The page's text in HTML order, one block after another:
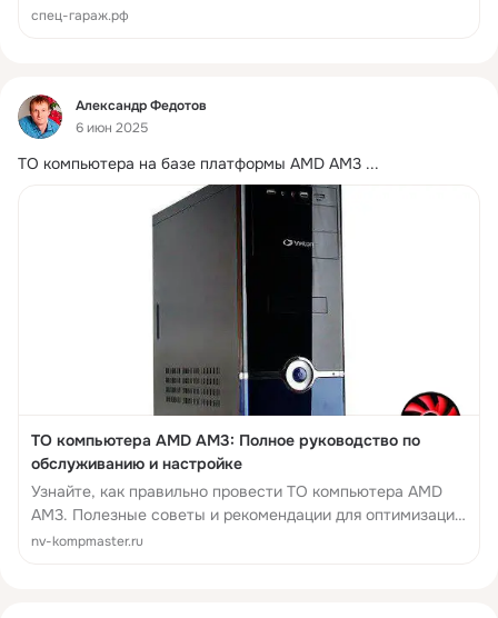
Предотвратите серьезные поломки и обеспечьте
спец-гараж.рф
Фид
Александр Федотов
6 июн 2025
ТО компьютера на базе платформы AMD AM3 ...
ТО компьютера AMD AM3: Полное руководство по
обслуживанию и настройке
Узнайте, как правильно провести ТО компьютера AMD
AM3. Полезные советы и рекомендации для оптимизации
работы вашего устройства.
nv-kompmaster.ru